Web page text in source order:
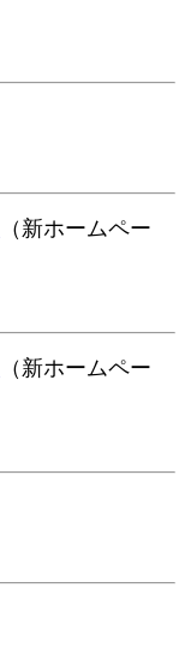
（新ホームペー
（新ホームペー